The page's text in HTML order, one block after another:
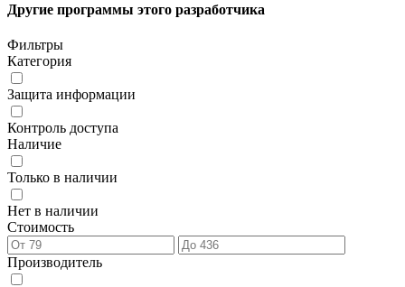
Другие программы этого разработчика
Фильтры
Категория
Защита информации
Контроль доступа
Наличие
Только в наличии
Нет в наличии
Стоимость
Производитель